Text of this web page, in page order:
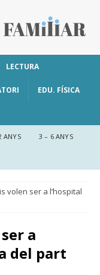
LECTURA
EDU. FÍSICA
ANYS 3 – 6 ANYS
volen ser a l’hospital
a
del part